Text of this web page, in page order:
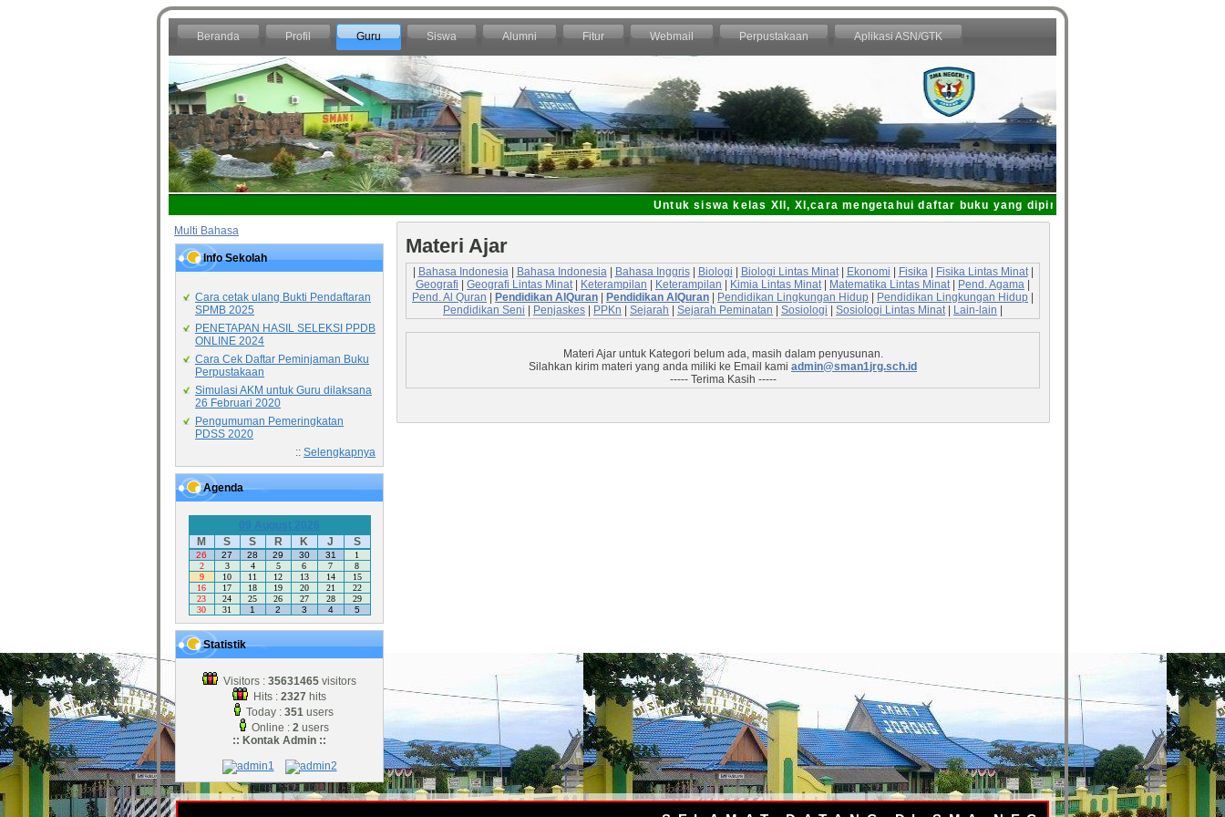
Beranda Profil Guru Siswa Alumni Fitur Webmail Perpustakaan Aplikasi ASN/GTK
Untuk siswa kelas XII, XI,cara mengetahui daftar buku yang dipinjam dari Perpustakaan
Multi Bahasa
Info Sekolah
Cara cetak ulang Bukti Pendaftaran
SPMB 2025
PENETAPAN HASIL SELEKSI PPDB
ONLINE 2024
Cara Cek Daftar Peminjaman Buku
Perpustakaan
Simulasi AKM untuk Guru dilaksana
26 Februari 2020
Pengumuman Pemeringkatan
PDSS 2020
:: Selengkapnya
Agenda
09 August 2026
M
S S R K J S
26 27 28 29 30 31
1
2
3 4 5 6 7
8
9
10 11 12 13 14
15
16
17 18 19 20 21
22
23
24 25 26 27 28
29
30
31 1 2 3 4 5
Statistik
Visitors : 35631465 visitors
Hits : 2327 hits
Today : 351 users
Online : 2users
:: Kontak Admin ::
Materi Ajar
| Bahasa Indonesia | Bahasa Indonesia | Bahasa Inggris| Biologi | Biologi Lintas Minat| Ekonomi | Fisika | Fisika Lintas Minat|
Geografi | Geografi Lintas Minat | Keterampilan | Keterampilan | Kimia Lintas Minat | Matematika Lintas Minat | Pend. Agama |
Pend. Al Quran | Pendidikan AlQuran | Pendidikan AlQuran | Pendidikan Lingkungan Hidup | Pendidikan Lingkungan Hidup |
Pendidikan Seni | Penjaskes | PPKn | Sejarah | Sejarah Peminatan | Sosiologi | Sosiologi Lintas Minat | Lain-lain |
Materi Ajar untuk Kategori belum ada, masih dalam penyusunan.
Silahkan kirim materi yang anda miliki ke Email kami admin@sman1jrg.sch.id
----- Terima Kasih -----